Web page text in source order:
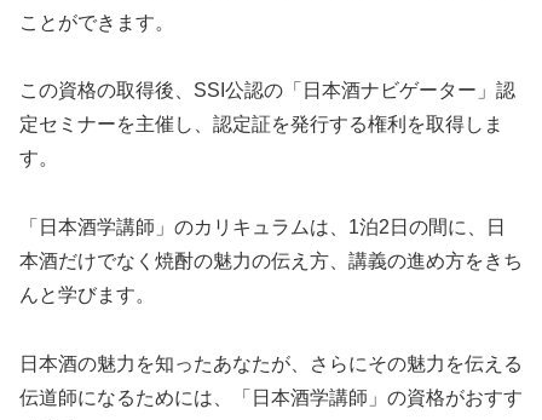
ことができます。
この資格の取得後、SSI公認の「日本酒ナビゲーター」認
定セミナーを主催し、認定証を発行する権利を取得しま
す。
「日本酒学講師」のカリキュラムは、1泊2日の間に、日
本酒だけでなく焼酎の魅力の伝え方、講義の進め方をきち
んと学びます。
日本酒の魅力を知ったあなたが、さらにその魅力を伝える
伝道師になるためには、「日本酒学講師」の資格がおすす